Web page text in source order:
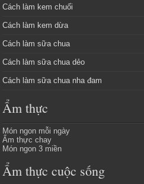
Cách làm kem chuối
Cách làm kem dừa
Cách làm sữa chua
Cách làm sữa chua dẻo
Cách làm sữa chua nha đam
Ẩm thực
Món ngon mỗi ngày
Ẩm thực chay
Món ngon 3 miền
Ẩm thực cuộc sống